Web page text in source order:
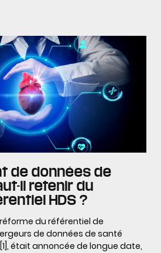
de données de
il retenir du
HDS ?
du référentiel de
de données de santé
était annoncée de longue date,